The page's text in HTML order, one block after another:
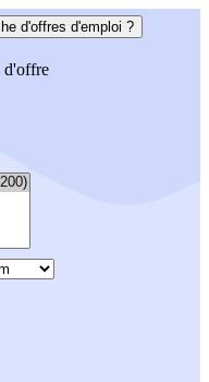
d'offres d'emploi ?
d'offre